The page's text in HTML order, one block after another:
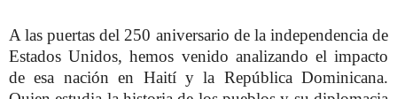
A las puertas del 250 aniversario de la independencia de
Estados Unidos, hemos venido analizando el impacto
de esa nación en Haití y la República Dominicana.